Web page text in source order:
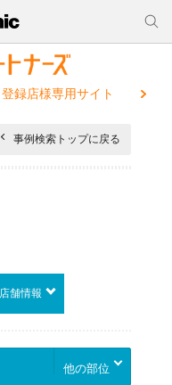
登録店様専用サイト
事例検索トップに戻る
店舗情報
他の部位